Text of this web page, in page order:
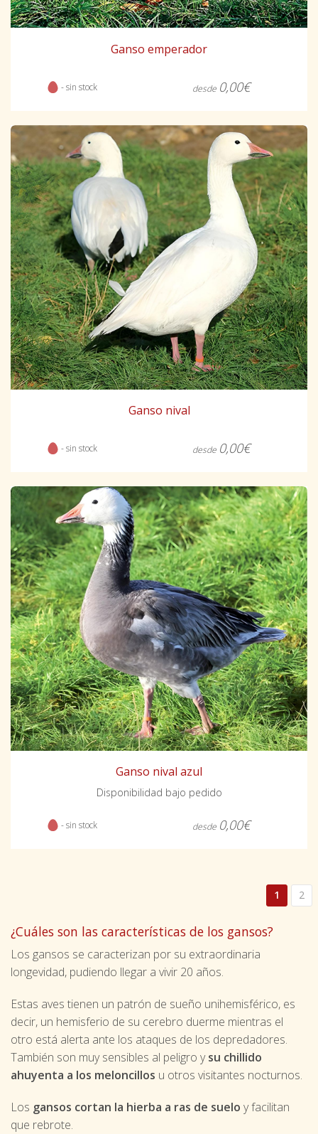
Ganso emperador
- sin stock desde 0,00€
Ganso nival
- sin stock desde 0,00€
Ganso nival azul
Disponibilidad bajo pedido
- sin stock desde 0,00€
1 2
¿Cuáles son las características de los gansos?
Los gansos se caracterizan por su extraordinaria
longevidad, pudiendo llegar a vivir 20 años.
Estas aves tienen un patrón de sueño unihemisférico, es
decir, un hemisferio de su cerebro duerme mientras el
otro está alerta ante los ataques de los depredadores.
También son muy sensibles al peligro ysu chillido
ahuyenta a los meloncillos u otros visitantes nocturnos.
Los gansos cortan la hierba a ras de suelo y facilitan
que rebrote.